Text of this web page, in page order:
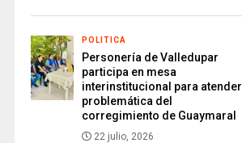
POLITICA
Personería de Valledupar
participa en mesa
interinstitucional para atender
problemática del
corregimiento de Guaymaral
22 julio, 2026